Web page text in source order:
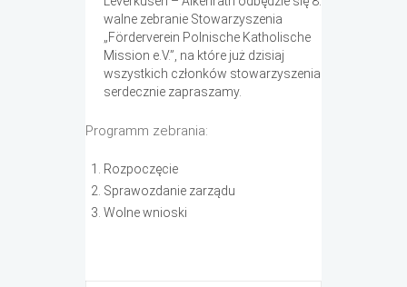
walne zebranie Stowarzyszenia
„Förderverein Polnische Katholische
Mission e.V.”, na które już dzisiaj
wszystkich członków stowarzyszenia
serdecznie zapraszamy.
Programm zebrania:
Rozpoczęcie
Sprawozdanie zarządu
Wolne wnioski